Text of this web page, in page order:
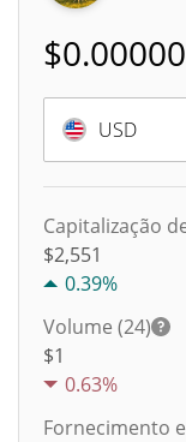
$
USD
Capitalização
$2,551
0.39%
Volume (24)
$1
0.63%
Fornecimento